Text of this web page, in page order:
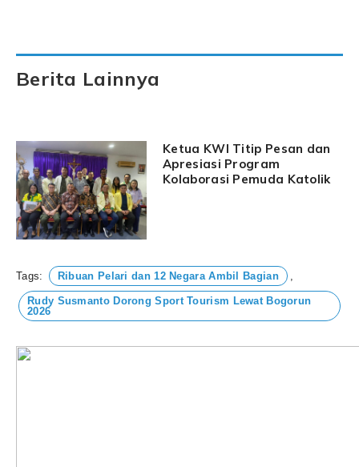
Berita Lainnya
Ketua KWI Titip Pesan dan
Apresiasi Program
Kolaborasi Pemuda Katolik
Tags: Ribuan Pelari dan 12 Negara Ambil Bagian
Rudy Susmanto Dorong Sport Tourism Lewat Bogorun
2026